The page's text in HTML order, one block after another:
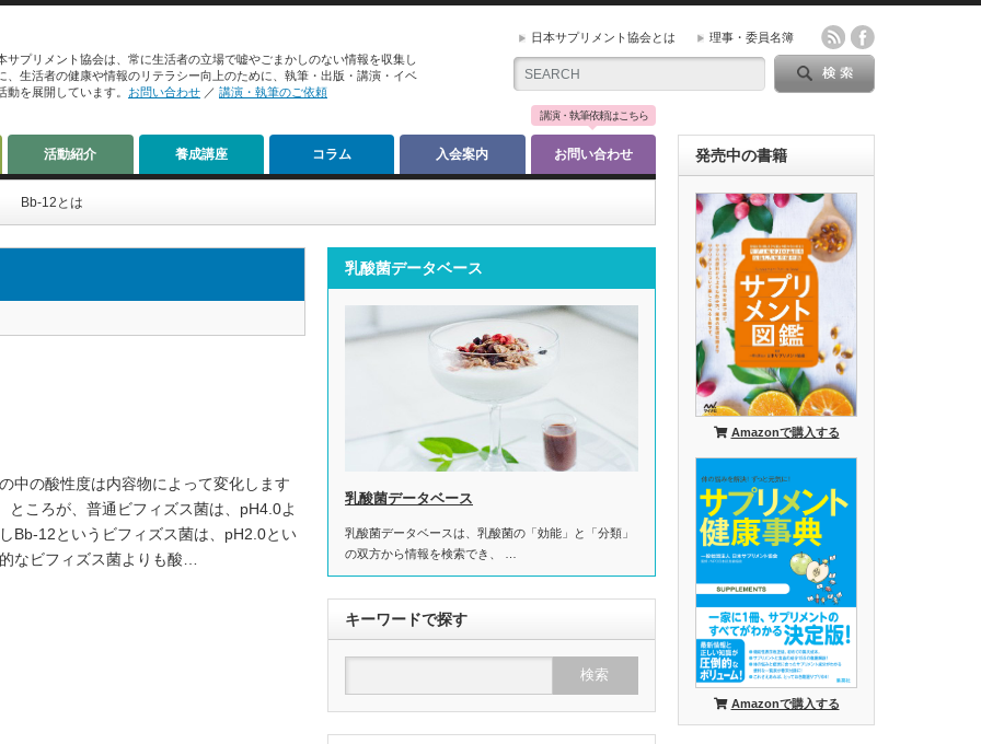
日本サプリメント協会とは
理事・委員名簿
サプリメント協会は、常に生活者の立場で嘘やごまかしのない情報を収集し
、生活者の健康や情報のリテラシー向上のために、執筆・出版・講演・イベ
動を展開しています。 お問い合わせ ／ 講演・執筆のご依頼
講演・執筆依頼はこちら
活動紹介 養成講座 コラム 入会案内 お問い合わせ
Bb-12とは
中の酸性度は内容物によって変化します
ころが、普通ビフィズス菌は、pH4.0よ
Bb-12というビフィズス菌は、pH2.0とい
なビフィズス菌よりも酸…
乳酸菌データベース
乳酸菌データベース
乳酸菌データベースは、乳酸菌の「効能」と「分類」
の双方から情報を検索でき、 …
キーワードで探す
発売中の書籍
Amazonで購入する
Amazonで購入する